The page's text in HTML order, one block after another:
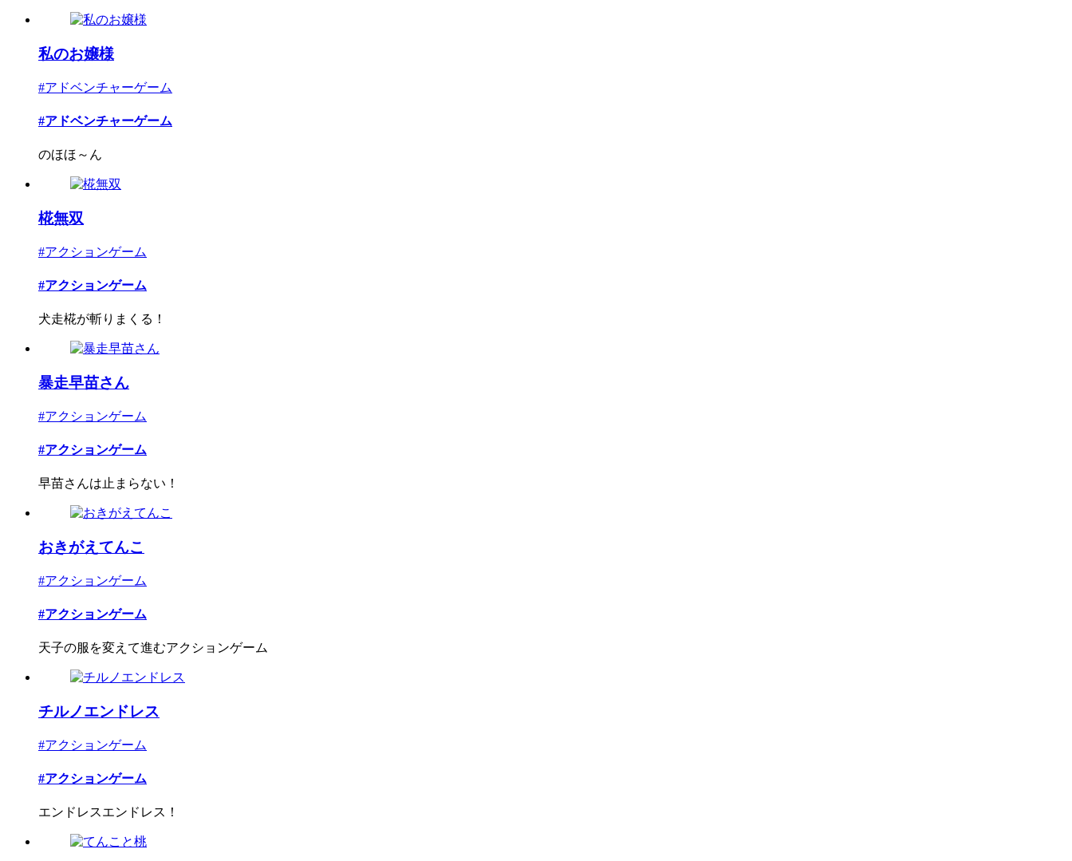
私のお嬢様
#アドベンチャーゲーム
#アドベンチャーゲーム
のほほ～ん
椛無双
#アクションゲーム
#アクションゲーム
犬走椛が斬りまくる！
暴走早苗さん
#アクションゲーム
#アクションゲーム
早苗さんは止まらない！
おきがえてんこ
#アクションゲーム
#アクションゲーム
天子の服を変えて進むアクションゲーム
チルノエンドレス
#アクションゲーム
#アクションゲーム
エンドレスエンドレス！